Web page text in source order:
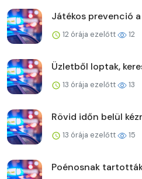
Játékos prevenció
12 órája ezelőtt 12
Üzletből loptak,
13 órája ezelőtt 13
Rövid időn belül
13 órája ezelőtt 15
Poénosnak